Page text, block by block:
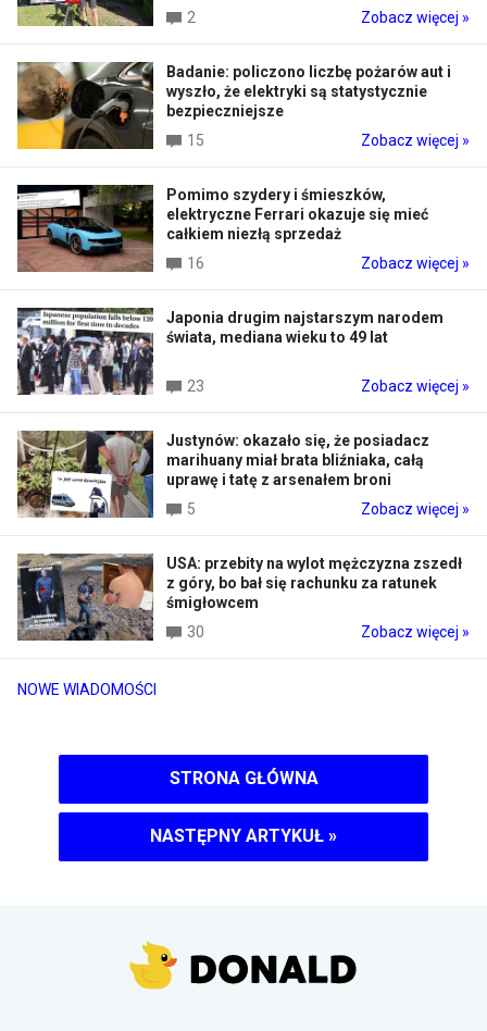
NOWE WIADOMOŚCI
2
Zobacz więcej »
Badanie: policzono liczbę pożarów aut i
wyszło, że elektryki są statystycznie
bezpieczniejsze
15
Zobacz więcej »
Pomimo szydery i śmieszków,
elektryczne Ferrari okazuje się mieć
całkiem niezłą sprzedaż
16
Zobacz więcej »
Japonia drugim najstarszym narodem
świata, mediana wieku to 49 lat
23 Zobacz więcej »
Justynów: okazało się, że posiadacz
marihuany miał brata bliźniaka, całą
uprawę i tatę z arsenałem broni
5
Zobacz więcej »
USA: przebity na wylot mężczyzna zszedł
z góry, bo bał się rachunku za ratunek
śmigłowcem
30
Zobacz więcej »
STRONA GŁÓWNA
NASTĘPNY ARTYKUŁ »